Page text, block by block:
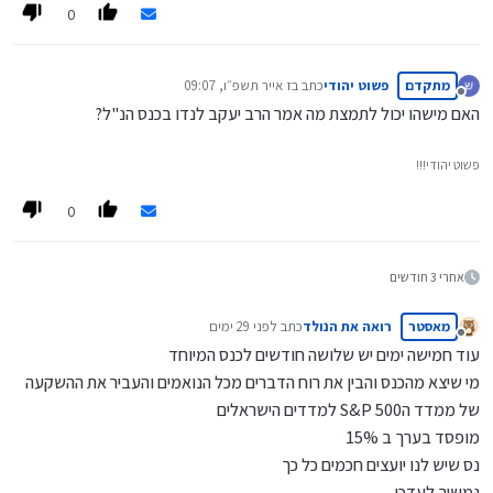
0
מנותק
מתקדם פשוט יהודיכתב בז אייר תשפ״ו, 09:07
נערך לאחרונה על ידי
האם מישהו יכול לתמצת מה אמר הרב יעקב לנדו בכנס הנ"ל?
פשוט יהודי!!!
0
אחרי 3 חודשים
מנותק
מאסטר רואה את הנולדכתב לפני 29 ימים
נערך לאחרונה על ידי
עוד חמישה ימים יש שלושה חודשים לכנס המיוחד
מי שיצא מהכנס והבין את רוח הדברים מכל הנואמים והעביר את ההשקעה
של ממדד הS&P 500 למדדים הישראלים
מופסד בערך ב 15%
נס שיש לנו יועצים חכמים כל כך